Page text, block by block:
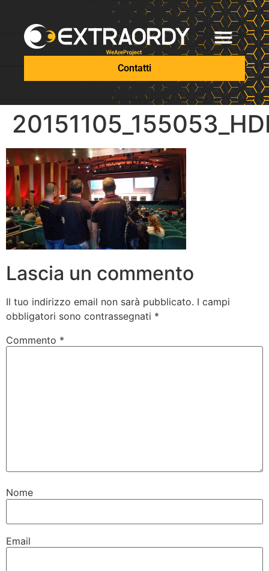
Contatti
Lascia un commento
Il tuo indirizzo email non sarà pubblicato. I campi
obbligatori sono contrassegnati *
Commento *
Nome
Email